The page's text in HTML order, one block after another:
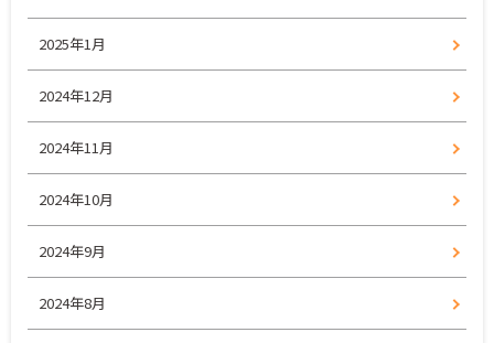
2025年1月
2024年12月
2024年11月
2024年10月
2024年9月
2024年8月